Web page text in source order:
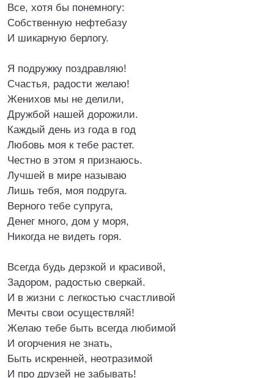
Все, хотя бы понемногу:
Собственную нефтебазу
И шикарную берлогу.
Я подружку поздравляю!
Счастья, радости желаю!
Женихов мы не делили,
Дружбой нашей дорожили.
Каждый день из года в год
Любовь моя к тебе растет.
Честно в этом я признаюсь.
Лучшей в мире называю
Лишь тебя, моя подруга.
Верного тебе супруга,
Денег много, дом у моря,
Никогда не видеть горя.
Всегда будь дерзкой и красивой,
Задором, радостью сверкай.
И в жизни с легкостью счастливой
Мечты свои осуществляй!
Желаю тебе быть всегда любимой
И огорчения не знать,
Быть искренней, неотразимой
И про друзей не забывать!